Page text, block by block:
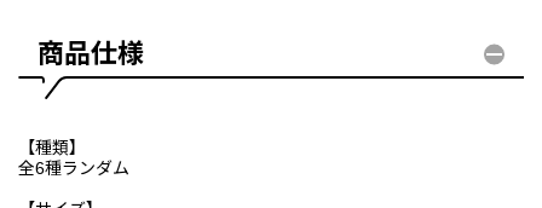
商品仕様
【種類】
全6種ランダム